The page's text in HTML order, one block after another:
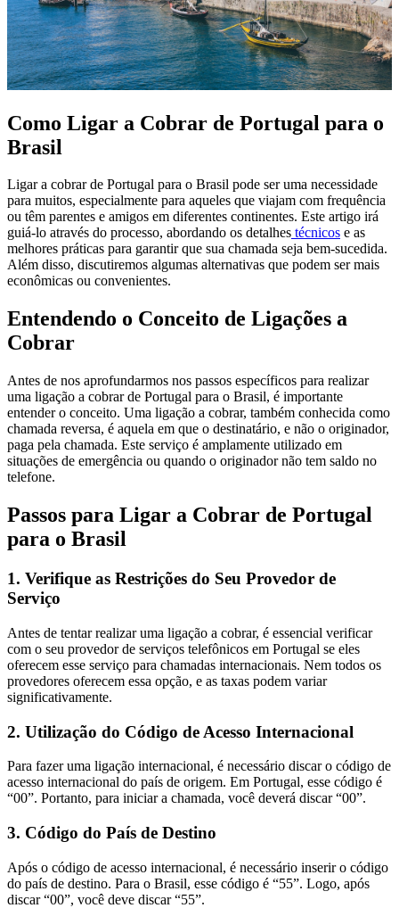
Como Ligar a Cobrar de Portugal para o
Brasil
Ligar a cobrar de Portugal para o Brasil pode ser uma necessidade
para muitos, especialmente para aqueles que viajam com frequência
ou têm parentes e amigos em diferentes continentes. Este artigo irá
guiá-lo através do processo, abordando os detalhes técnicos e as
melhores práticas para garantir que sua chamada seja bem-sucedida.
Além disso, discutiremos algumas alternativas que podem ser mais
econômicas ou convenientes.
Entendendo o Conceito de Ligações a
Cobrar
Antes de nos aprofundarmos nos passos específicos para realizar
uma ligação a cobrar de Portugal para o Brasil, é importante
entender o conceito. Uma ligação a cobrar, também conhecida como
chamada reversa, é aquela em que o destinatário, e não o originador,
paga pela chamada. Este serviço é amplamente utilizado em
situações de emergência ou quando o originador não tem saldo no
telefone.
Passos para Ligar a Cobrar de Portugal
para o Brasil
1. Verifique as Restrições do Seu Provedor de
Serviço
Antes de tentar realizar uma ligação a cobrar, é essencial verificar
com o seu provedor de serviços telefônicos em Portugal se eles
oferecem esse serviço para chamadas internacionais. Nem todos os
provedores oferecem essa opção, e as taxas podem variar
significativamente.
2. Utilização do Código de Acesso Internacional
Para fazer uma ligação internacional, é necessário discar o código de
acesso internacional do país de origem. Em Portugal, esse código é
“00”. Portanto, para iniciar a chamada, você deverá discar “00”.
3. Código do País de Destino
Após o código de acesso internacional, é necessário inserir o código
do país de destino. Para o Brasil, esse código é “55”. Logo, após
discar “00”, você deve discar “55”.